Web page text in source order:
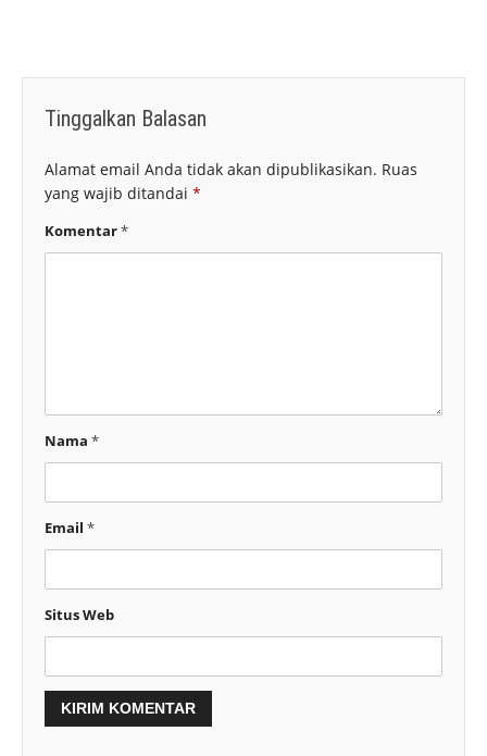
Tinggalkan Balasan
Alamat email Anda tidak akan dipublikasikan. Ruas
yang wajib ditandai *
Komentar*
Nama *
Email *
Situs Web